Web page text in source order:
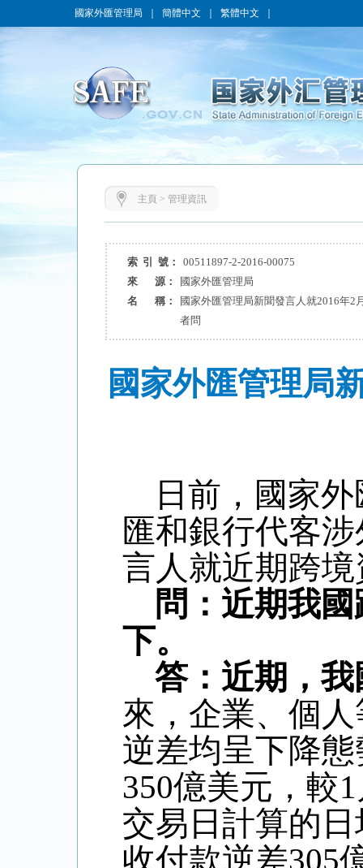
國家外匯管理局 簡體中文 繁體中文
主頁 > 管理資訊
索 引 號：
00511897-2-2016-00075
來 源：
國家外匯管理局
名 稱：
國家外匯管理局新聞發言人就2016年2
者問
國家外匯管理局
日前，國家
匯和銀行代客
言人就近期跨
問：近期我
下。
答：近期，
來，企業、個
逆差均呈下降
350億美元，較1
交易日計算的
收付款逆差305